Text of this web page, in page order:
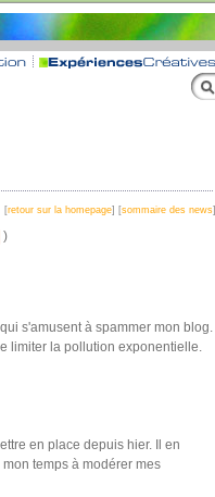
[retour sur la homepage] [sommaire des news]
)
s'amusent à spammer mon blog.
limiter la pollution exponentielle.
en place depuis hier. Il en
temps à modérer mes